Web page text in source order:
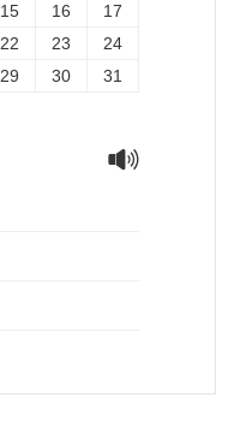
15 16
17
22 23
24
29 30 31